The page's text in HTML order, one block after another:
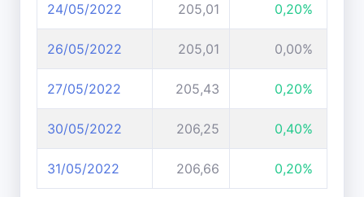
24/05/2022 205,01 0,20%
26/05/2022 205,01 0,00%
27/05/2022 205,43 0,20%
30/05/2022 206,25 0,40%
31/05/2022 206,66 0,20%